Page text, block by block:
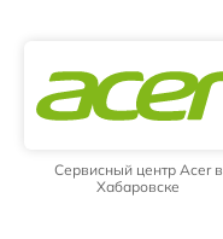
Сервисный центр Acer в
Хабаровске